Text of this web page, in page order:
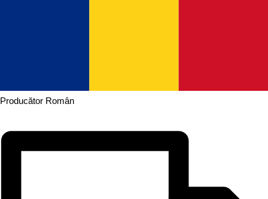
Producător Român